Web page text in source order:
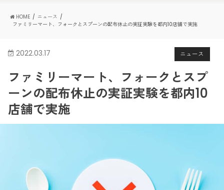
HOME
ニュース
ファミリーマート、フォークとスプーンの配布休止の実証実験を都内10店舗で実施
ニュース
2022.03.17
ファミリーマート、フォークとスプ
ーンの配布休止の実証実験を都内10
店舗で実施